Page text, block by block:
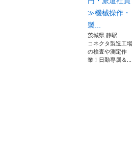
≫機械操作・
製...
茨城県 静駅
コネクタ製造工場
の検査や測定作
業！日勤専属＆...